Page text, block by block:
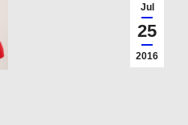
Jul
25
2016